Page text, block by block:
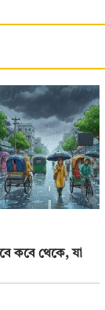
কবে থেকে, যা